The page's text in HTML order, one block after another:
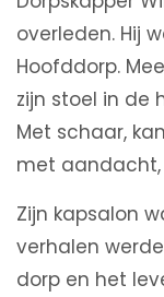
overleden. Hij
Hoofddorp.
zijn stoel in de
Met schaar,
met aandacht,
Zijn kapsalon
verhalen
dorp en het